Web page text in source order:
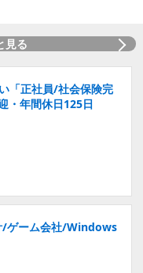
見る
「正社員/社会保険完
・年間休日125日
/ゲーム会社/Windows